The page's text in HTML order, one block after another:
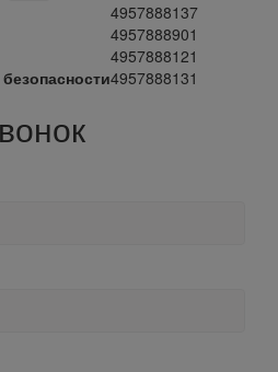
4957888137
4957888901
4957888121
4957888131